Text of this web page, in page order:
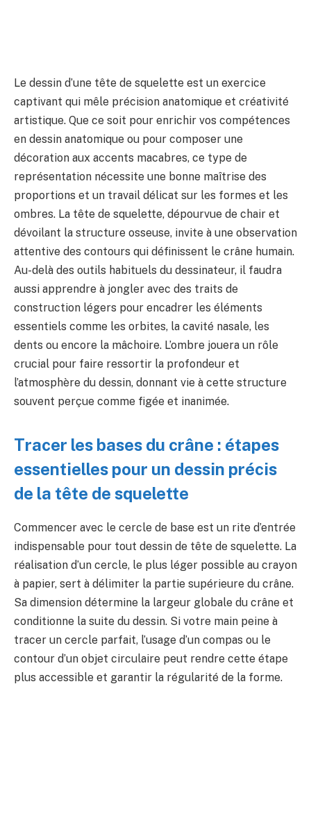
Le dessin d’une tête de squelette est un exercice
captivant qui mêle précision anatomique et créativité
artistique. Que ce soit pour enrichir vos compétences
en dessin anatomique ou pour composer une
décoration aux accents macabres, ce type de
représentation nécessite une bonne maîtrise des
proportions et un travail délicat sur les formes et les
ombres. La tête de squelette, dépourvue de chair et
dévoilant la structure osseuse, invite à une observation
attentive des contours qui définissent le crâne humain.
Au-delà des outils habituels du dessinateur, il faudra
aussi apprendre à jongler avec des traits de
construction légers pour encadrer les éléments
essentiels comme les orbites, la cavité nasale, les
dents ou encore la mâchoire. L’ombre jouera un rôle
crucial pour faire ressortir la profondeur et
l’atmosphère du dessin, donnant vie à cette structure
souvent perçue comme figée et inanimée.
Tracer les bases du crâne : étapes
essentielles pour un dessin précis
de la tête de squelette
Commencer avec le cercle de base est un rite d’entrée
indispensable pour tout dessin de tête de squelette. La
réalisation d’un cercle, le plus léger possible au crayon
à papier, sert à délimiter la partie supérieure du crâne.
Sa dimension détermine la largeur globale du crâne et
conditionne la suite du dessin. Si votre main peine à
tracer un cercle parfait, l’usage d’un compas ou le
contour d’un objet circulaire peut rendre cette étape
plus accessible et garantir la régularité de la forme.